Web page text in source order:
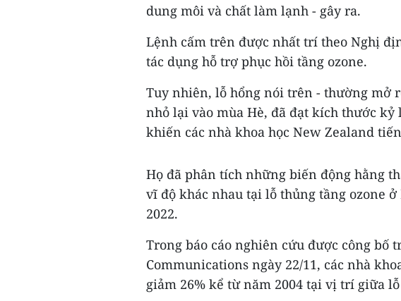
dung môi và chất làm lạnh - gây ra.
Lệnh cấm trên được nhất trí theo Nghị
tác dụng hỗ trợ phục hồi tầng ozone.
Tuy nhiên, lỗ hổng nói trên - thường mở
nhỏ lại vào mùa Hè, đã đạt kích thước kỷ
khiến các nhà khoa học New Zealand
Họ đã phân tích những biến động hằng
vĩ độ khác nhau tại lỗ thủng tầng ozone
2022.
Trong báo cáo nghiên cứu được công bố
Communications ngày 22/11, các nhà
giảm 26% kể từ năm 2004 tại vị trí giữa